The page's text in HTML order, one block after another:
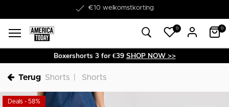
€10 welkomstkorting
Word lid van onze Member Club!
0 0
Boxershorts 3 for €39 SHOP NOW >>
Terug Shorts Shorts
Deals - 58%